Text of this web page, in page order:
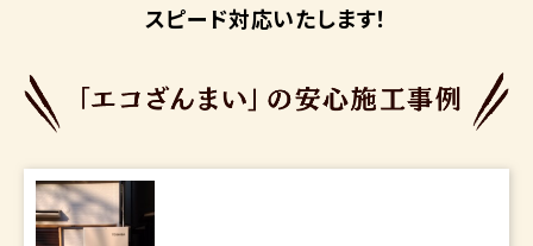
スピード対応いたします！